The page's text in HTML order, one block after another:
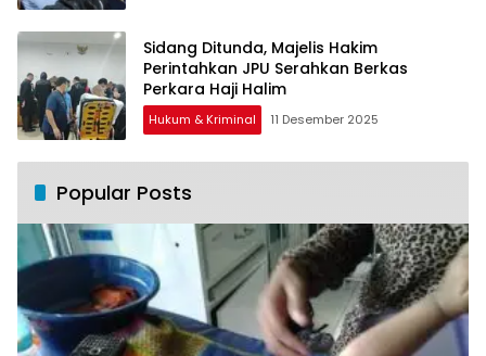
Sidang Ditunda, Majelis Hakim
Perintahkan JPU Serahkan Berkas
Perkara Haji Halim
Hukum & Kriminal 11 Desember 2025
Popular Posts